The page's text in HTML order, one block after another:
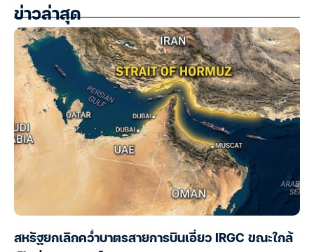
ข่าวล่าสุด
สหรัฐยกเลิกคว่ำบาตรสายการบินเอี่ยว IRGC ขณะใกล้